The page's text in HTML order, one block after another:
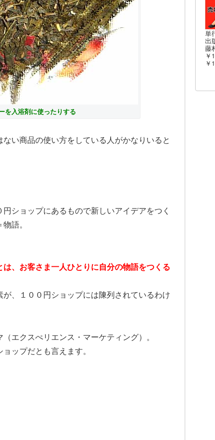
を入浴剤に使ったりする
い商品の使い方をしている人がかなりいると
ショップにあるもので新しいアイデアをつく
語。
、お客さま一人ひとりに自分の物語をつくる
、１００円ショップには陳列されているわけ
エクスぺリエンス・マーケティング）。
ップだとも言えます。
単
出
藤
￥
￥